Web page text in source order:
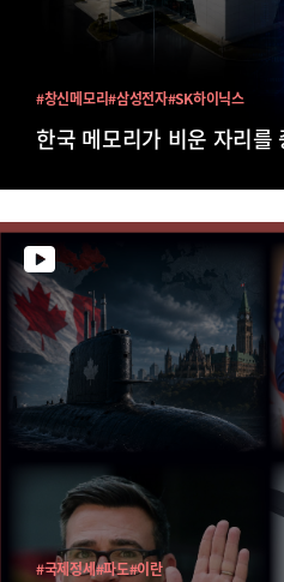
한국 메모리가 비운 자리를
#창신메모리#삼성전자#SK하이닉스
#국제정세#파도#이란